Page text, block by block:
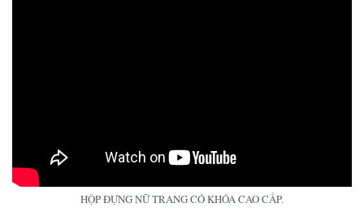
HỘP ĐỰNG NỮ TRANG CÓ KHÓA CAO CẤP.